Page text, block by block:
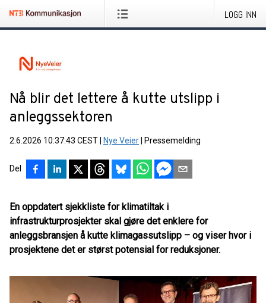
LOGG INN
Nå blir det lettere å kutte utslipp i
anleggssektoren
2.6.2026 10:37:43 CEST Nye Veier Pressemelding
Del
En oppdatert sjekkliste for klimatiltak i
infrastrukturprosjekter skal gjøre det enklere for
anleggsbransjen å kutte klimagassutslipp – og viser hvor i
prosjektene det er størst potensial for reduksjoner.